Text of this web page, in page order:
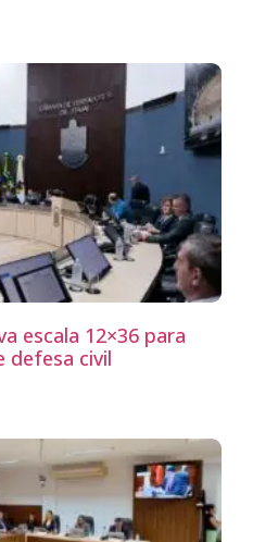
escala 12×36 para
defesa civil